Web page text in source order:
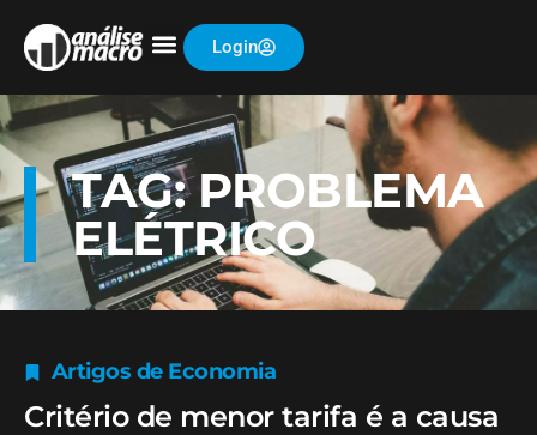
Login
TAG: PROBLEMA
ELÉTRICO
Artigos de Economia
Critério de menor tarifa é a causa